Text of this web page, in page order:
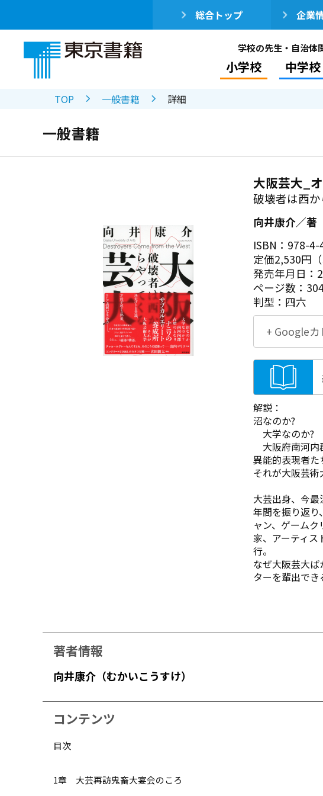
総合トップ 企業
学校の先生・自治体
小学校 中学校
TOP 一般書籍 詳細
一般書籍
大阪芸大_
破壊者は西
向井康介／著
ISBN：978-
定価2,530円
発売年月日：
ページ数：
判型：四六
+ Google
解説：
沼なのか?
大学なのか?
大阪府南河内
異能的表現者た
それが大阪芸術
大芸出身、今
年間を振り返
ャン、ゲーム
家、アーティ
行。
なぜ大阪芸大
ターを輩出でき
著者情報
向井康介（むかいこうすけ）
コンテンツ
目次
1章 大芸再訪――鬼畜大宴会のころ